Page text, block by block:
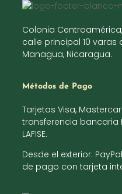
Colonia
calle principal 10 varas
Managua, Nicaragua.
Métodos de Pago
Tarjetas Visa,
transferencia bancaria
LAFISE.
Desde el exterior:
de pago con tarjeta